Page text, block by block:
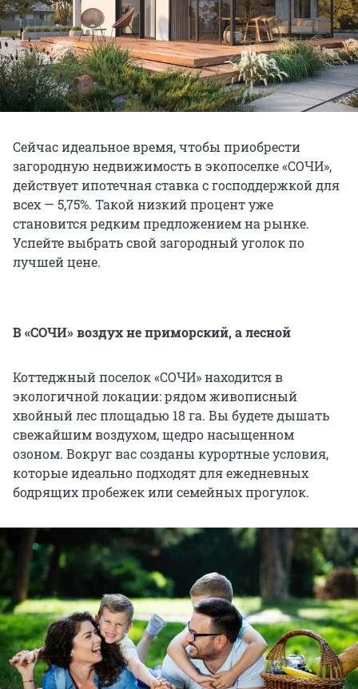
Сейчас идеальное время, чтобы приобрести
загородную недвижимость в экопоселке «СОЧИ»,
действует ипотечная ставка с господдержкой для
всех — 5,75%. Такой низкий процент уже
становится редким предложением на рынке.
Успейте выбрать свой загородный уголок по
лучшей цене.
В «СОЧИ» воздух не приморский, а лесной
Коттеджный поселок «СОЧИ» находится в
экологичной локации: рядом живописный
хвойный лес площадью 18 га. Вы будете дышать
свежайшим воздухом, щедро насыщенном
озоном. Вокруг вас созданы курортные условия,
которые идеально подходят для ежедневных
бодрящих пробежек или семейных прогулок.